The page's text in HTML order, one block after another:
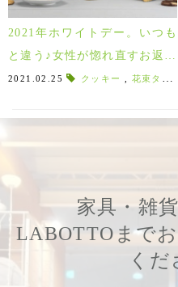
2021年ホワイトデー。いつも
と違う♪女性が惚れ直すお返し
ギフト10選！
2021.02.25 クッキー 花束タオル
家具・雑
LABOTTOまで
くだ